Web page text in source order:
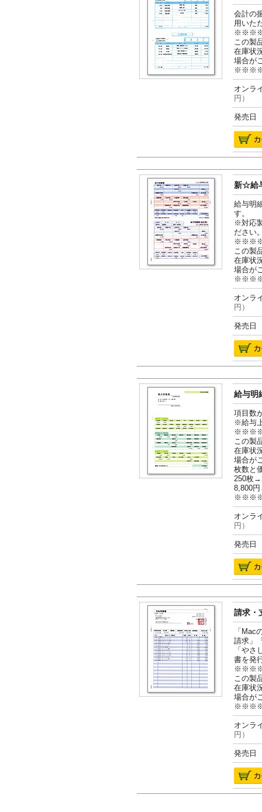
会計の
用いた
この製
在庫状
場合が
オン
円）
発売日
新☆給
給与明
す。
※対応
ださい
この製
在庫状
場合が
オン
円）
発売日
給与明
項目数
※給与
この製
在庫状
場合が
枚数と
250枚
8,800
オン
円）
発売日
請求・
「Mac
請求」
「や
書を発
この製
在庫状
場合が
オン
円）
発売日